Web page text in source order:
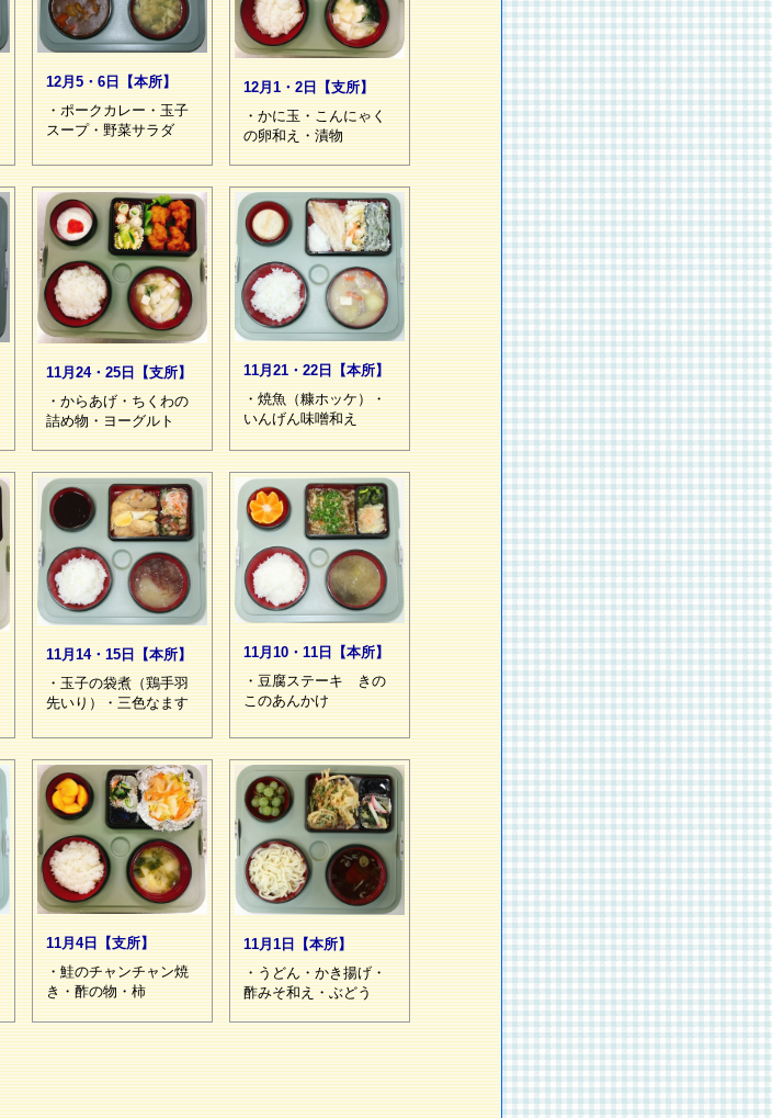
12月5・6日【本所】
・ポークカレー・玉子
スープ・野菜サラダ
12月1・2日【支所】
・かに玉・こんにゃく
の卵和え・漬物
11月24・25日【支所】
・からあげ・ちくわの
詰め物・ヨーグルト
11月21・22日【本所】
・焼魚（糠ホッケ）・
いんげん味噌和え
11月14・15日【本所】
・玉子の袋煮（鶏手羽
先いり）・三色なます
11月10・11日【本所】
・豆腐ステーキ きの
このあんかけ
11月4日【支所】
・鮭のチャンチャン焼
き・酢の物・柿
11月1日【本所】
・うどん・かき揚げ・
酢みそ和え・ぶどう